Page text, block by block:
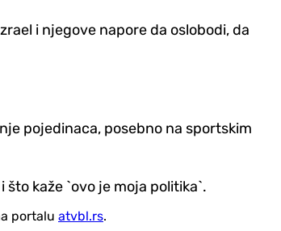
i njegove napore da oslobodi, da
pojedinaca, posebno na sportskim
kaže `ovo je moja politika`.
portalu atvbl.rs.